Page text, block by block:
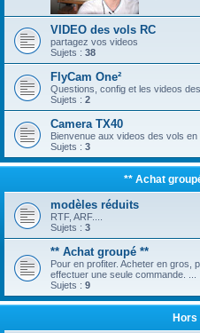
VIDEO des vols RC
partagez vos videos
Sujets : 38
FlyCam One²
Questions, config et les videos
Sujets : 2
Camera TX40
Bienvenue aux videos des vols en
Sujets : 3
** Achat
modèles réduits
RTF, ARF....
Sujets : 3
** Achat groupé **
Pour en profiter. Acheter en gros,
effectuer une seule commande. ...
Sujets : 9
Hors